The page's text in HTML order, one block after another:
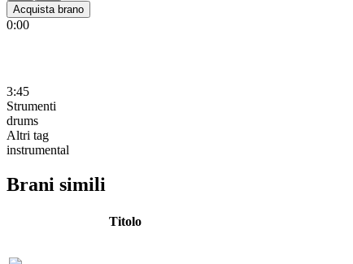
Acquista brano
0:00
3:45
Strumenti
drums
Altri tag
instrumental
Brani simili
Titolo